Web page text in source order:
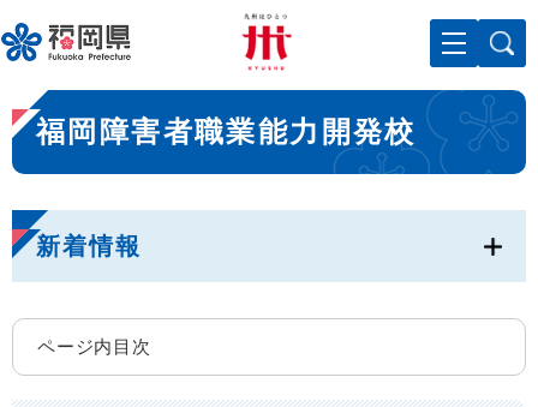
ー
ジ
先
頭
で
。
メニューを飛ばして本文へ
本
文
福岡障害者職業能力開発校
新着情報
ページ内目次